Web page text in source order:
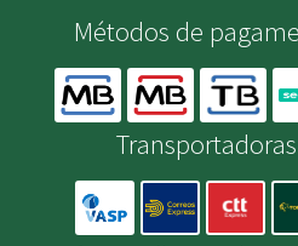
Métodos de
Transportadoras